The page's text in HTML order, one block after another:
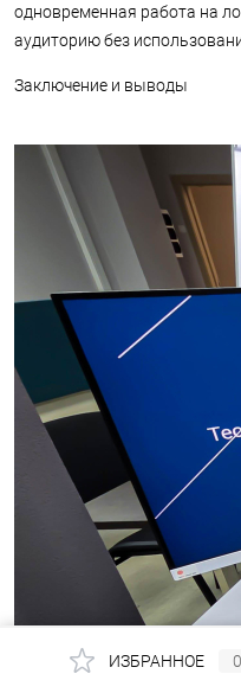
одновременная работа на
аудиторию без
Заключение и выводы
ИЗБРАННОЕ 0